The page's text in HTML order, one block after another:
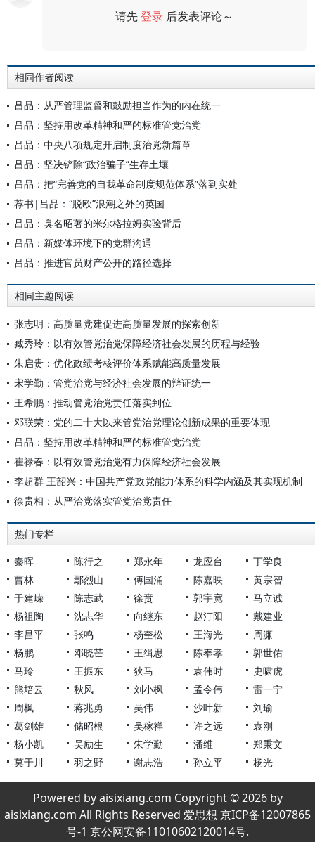
请先登录 后发表评论～
相同作者阅读
吕品：从严管理监督和鼓励担当作为的内在统一
吕品：坚持用改革精神和严的标准管党治党
吕品：中央八项规定开启制度治党新篇章
吕品：坚决铲除“政治骗子”生存土壤
吕品：把“完善党的自我革命制度规范体系”落到实处
荐书|吕品：“脱欧”浪潮之外的英国
吕品：臭名昭著的米尔格拉姆实验背后
吕品：新媒体环境下的党群沟通
吕品：推进官员财产公开的路径选择
相同主题阅读
张志明：高质量党建促进高质量发展的探索创新
臧秀玲：以有效管党治党保障经济社会发展的历程与经验
朱启贵：优化政绩考核评价体系赋能高质量发展
宋学勤：管党治党与经济社会发展的辩证统一
王希鹏：推动管党治党责任落实到位
邓联荣：党的二十大以来管党治党理论创新成果的重要体现
吕品：坚持用改革精神和严的标准管党治党
崔禄春：以有效管党治党有力保障经济社会发展
李超群 王韶兴：中国共产党政党能力体系的科学内涵及其实现机制
徐贵相：从严治党落实管党治党责任
热门专栏
秦晖 陈行之 郑永年 龙应台
丁学良
曹林
鄢烈山 傅国涌 陈嘉映
黄宗智
于建嵘
陈志武 徐贲 郭宇宽
马立诚
杨祖陶
沈志华 向继东 赵汀阳
戴建业
李昌平
张鸣 杨奎松 王海光
周濂
杨鹏
邓晓芒 王缉思 陈奉孝
郭世佑
马玲
王振东 狄马 袁伟时
史啸虎
熊培云
秋风 刘小枫 孟令伟
雷一宁
周枫
蒋兆勇 吴伟 沙叶新
刘瑜
葛剑雄
储昭根 吴稼祥 许之远
袁刚
杨小凯
吴励生 朱学勤 潘维
郑秉文
莫于川
羽之野 谢志浩 孙立平 杨光
Powered by aisixiang.com Copyright © 2026 by
aisixiang.com All Rights Reserved 爱思想 京ICP备12007865
号-1 京公网安备11010602120014号.